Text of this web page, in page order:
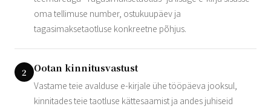
oma tellimuse number, ostukuupäev ja
tagasimaksetaotluse konkreetne põhjus.
2 Ootan kinnitusvastust
Vastame teie avalduse e-kirjale ühe tööpäeva jooksul,
kinnitades teie taotluse kättesaamist ja andes juhiseid